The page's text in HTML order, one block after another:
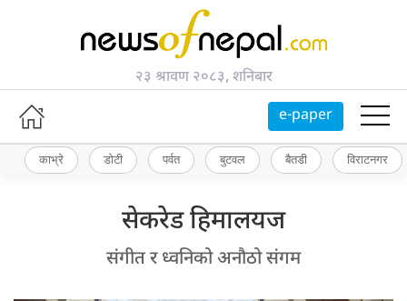
२३ श्रावण २०८३, शनिबार
e-paper
काभ्रे डोटी पर्वत बुटवल बैतडी विराटनगर
सेकरेड हिमालयज
संगीत र ध्वनिको अनौठो संगम